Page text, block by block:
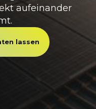
aufeinander
lassen